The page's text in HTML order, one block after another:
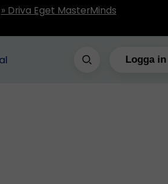
» Driva Eget MasterMinds
Logga in